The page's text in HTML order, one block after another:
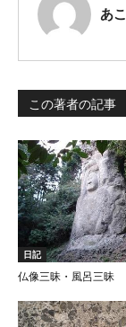
あこ
この著者の記事
日記
仏像三昧・風呂三昧